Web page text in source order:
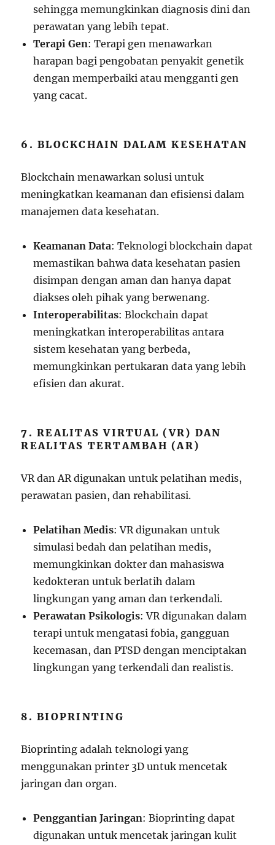
sehingga memungkinkan diagnosis dini dan
perawatan yang lebih tepat.
Terapi Gen: Terapi gen menawarkan
harapan bagi pengobatan penyakit genetik
dengan memperbaiki atau mengganti gen
yang cacat.
6. BLOCKCHAIN DALAM KESEHATAN
Blockchain menawarkan solusi untuk
meningkatkan keamanan dan efisiensi dalam
manajemen data kesehatan.
Keamanan Data: Teknologi blockchain dapat
memastikan bahwa data kesehatan pasien
disimpan dengan aman dan hanya dapat
diakses oleh pihak yang berwenang.
Interoperabilitas: Blockchain dapat
meningkatkan interoperabilitas antara
sistem kesehatan yang berbeda,
memungkinkan pertukaran data yang lebih
efisien dan akurat.
7. REALITAS VIRTUAL (VR) DAN
REALITAS TERTAMBAH (AR)
VR dan AR digunakan untuk pelatihan medis,
perawatan pasien, dan rehabilitasi.
Pelatihan Medis: VR digunakan untuk
simulasi bedah dan pelatihan medis,
memungkinkan dokter dan mahasiswa
kedokteran untuk berlatih dalam
lingkungan yang aman dan terkendali.
Perawatan Psikologis: VR digunakan dalam
terapi untuk mengatasi fobia, gangguan
kecemasan, dan PTSD dengan menciptakan
lingkungan yang terkendali dan realistis.
8. BIOPRINTING
Bioprinting adalah teknologi yang
menggunakan printer 3D untuk mencetak
jaringan dan organ.
Penggantian Jaringan: Bioprinting dapat
digunakan untuk mencetak jaringan kulit